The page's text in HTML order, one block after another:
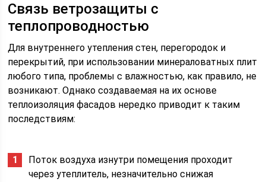
Связь ветрозащиты с
теплопроводностью
Для внутреннего утепления стен, перегородок и
перекрытий, при использовании минераловатных плит
любого типа, проблемы с влажностью, как правило, не
возникают. Однако создаваемая на их основе
теплоизоляция фасадов нередко приводит к таким
последствиям:
Поток воздуха изнутри помещения проходит
через утеплитель, незначительно снижая